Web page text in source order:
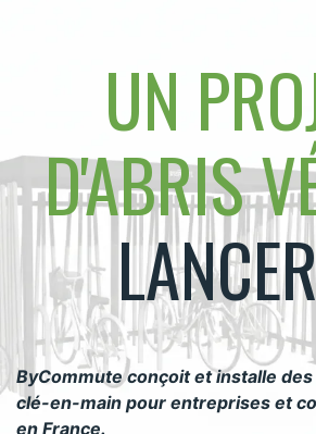
UN
D'ABRIS
ByCommute conçoit et installe
clé-en-main pour entreprises et
en France.